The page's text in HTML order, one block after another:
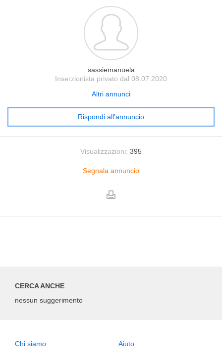
sassiemanuela
Inserzionista privato dal 08.07.2020
Altri annunci
Rispondi all’annuncio
Visualizzazioni: 395
Segnala annuncio
CERCA ANCHE
nessun suggerimento
Chi siamo Aiuto